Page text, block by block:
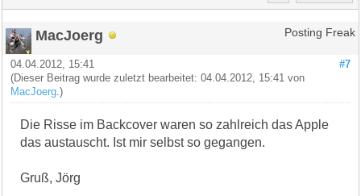
MacJoerg Posting Freak
#7
04.04.2012, 15:41
(Dieser Beitrag wurde zuletzt bearbeitet: 04.04.2012, 15:41 von
MacJoerg .)
Die Risse im Backcover waren so zahlreich das Apple
das austauscht. Ist mir selbst so gegangen.
Gruß, Jörg